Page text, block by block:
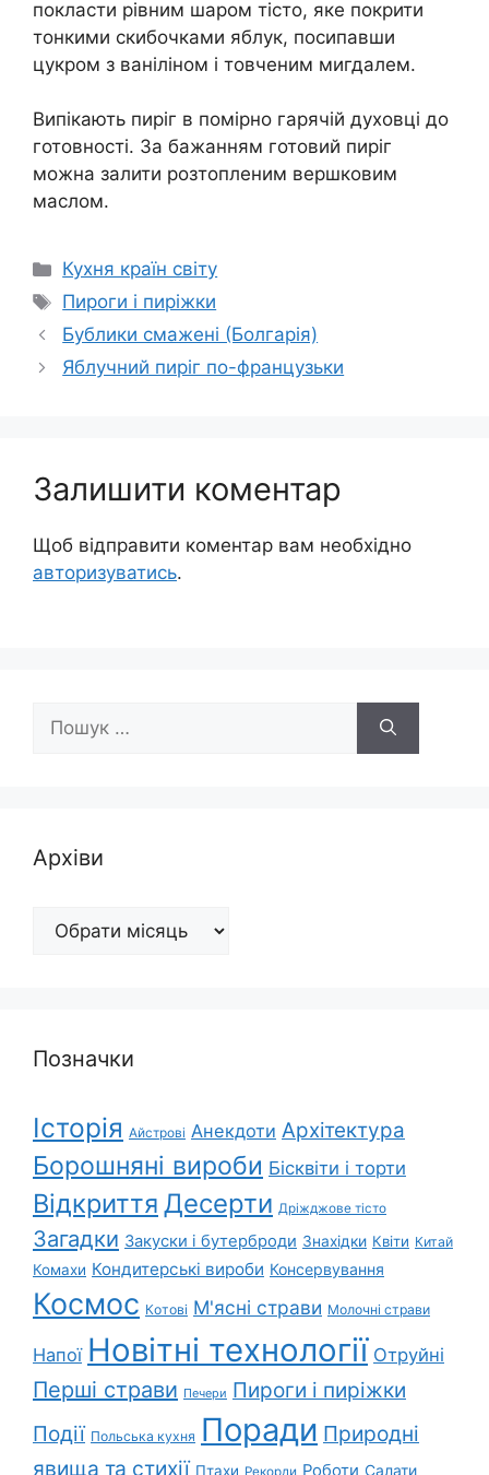
покласти рівним шаром тісто, яке покрити
тонкими скибочками яблук, посипавши
цукром з ваніліном і товченим мигдалем.
Випікають пиріг в помірно гарячій духовці до
готовності. За бажанням готовий пиріг
можна залити розтопленим вершковим
маслом.
Категорії
Кухня країн світу
Позначки
Пироги і пиріжки
Бублики смажені (Болгарія)
Яблучний пиріг по-французьки
Залишити коментар
Щоб відправити коментар вам необхідно
авторизуватись.
Архіви
Архіви
Позначки
Історія Айстрові Анекдоти Архітектура
Борошняні вироби Бісквіти і торти
Відкриття Десерти Дріжджове тісто
Загадки Закуски і бутерброди Знахідки Квіти Китай
Комахи Кондитерські вироби Консервування
Космос Котові М'ясні страви Молочні страви
Напої Новітні технології Отруйні
Перші страви Печери Пироги і пиріжки
Події Польська кухня Поради Природні
явища та стихії Птахи Рекорди Роботи Салати